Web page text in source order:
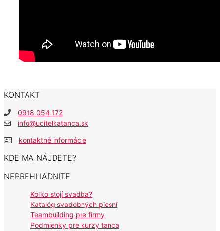
KONTAKT
0918 054 172
info@ucitelkatanca.sk
kontaktné informácie
KDE MA NÁJDETE?
NEPREHLIADNITE
Koľko stojí svadba?
Katalóg svadobných piesní
Teambuilding pre firmy
Podmienky pre kurzy tanca